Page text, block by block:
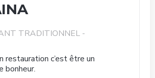
TRADITIONNEL -
restauration c’est être un
bonheur.